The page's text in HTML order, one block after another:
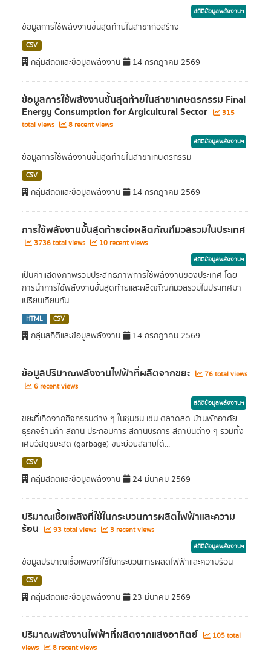
สถิติข้อมูลพลังงานฯ
ข้อมูลการใช้พลังงานขั้นสุดท้ายในสาขาก่อสร้าง
CSV
กลุ่มสถิติและข้อมูลพลังงาน 14 กรกฎาคม 2569
ข้อมูลการใช้พลังงานขั้นสุดท้ายในสาขาเกษตรกรรม Final
Energy Consumption for Argicultural Sector
315
total views
8 recent views
สถิติข้อมูลพลังงานฯ
ข้อมูลการใช้พลังงานขั้นสุดท้ายในสาขาเกษตรกรรม
CSV
กลุ่มสถิติและข้อมูลพลังงาน 14 กรกฎาคม 2569
การใช้พลังงานขั้นสุดท้ายต่อผลิตภัณฑ์มวลรวมในประเทศ
3736 total views 10 recent views
สถิติข้อมูลพลังงานฯ
เป็นค่าแสดงภาพรวมประสิทธิภาพการใช้พลังงานของประเทศ โดย
การนำการใช้พลังงานขั้นสุดท้ายและผลิตภัณฑ์มวลรวมในประเทศมา
เปรียบเทียบกัน
HTML CSV
กลุ่มสถิติและข้อมูลพลังงาน 14 กรกฎาคม 2569
ข้อมูลปริมาณพลังงานไฟฟ้าที่ผลิตจากขยะ
76 total views
6 recent views
สถิติข้อมูลพลังงานฯ
ขยะที่เกิดจากกิจกรรมต่าง ๆ ในชุมชน เช่น ตลาดสด บ้านพักอาศัย
ธุรกิจร้านค้า สถาน ประกอบการ สถานบริการ สถาบันต่าง ๆ รวมทั้ง
เศษวัสดุขยะสด (garbage) ขยะย่อยสลายได้...
CSV
กลุ่มสถิติและข้อมูลพลังงาน 24 มีนาคม 2569
ปริมาณเชื้อเพลิงที่ใช้ในกระบวนการผลิตไฟฟ้าและความ
ร้อน 93 total views 3 recent views
สถิติข้อมูลพลังงานฯ
ข้อมูลปริมาณเชื้อเพลิงที่ใช้ในกระบวนการผลิตไฟฟ้าและความร้อน
CSV
กลุ่มสถิติและข้อมูลพลังงาน 23 มีนาคม 2569
ปริมาณพลังงานไฟฟ้าที่ผลิตจากแสงอาทิตย์
105 total
views
8 recent views